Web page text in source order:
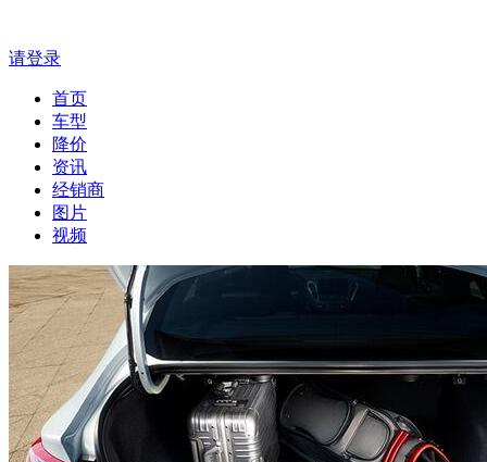
请登录
首页
车型
降价
资讯
经销商
图片
视频